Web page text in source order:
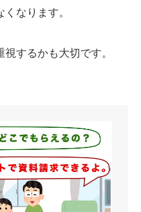
なります。
するかも大切です。